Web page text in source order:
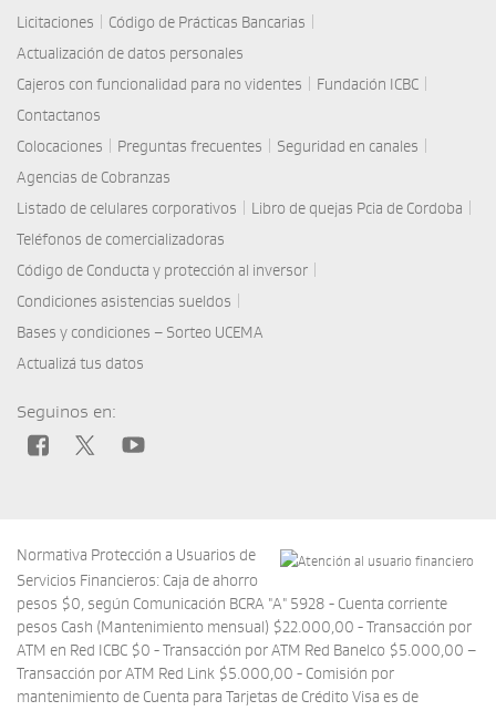
Licitaciones Código de Prácticas Bancarias
Actualización de datos personales
Cajeros con funcionalidad para no videntes
Fundación ICBC
Contactanos
Colocaciones
Preguntas frecuentes Seguridad en canales
Agencias de Cobranzas
Listado de celulares corporativos
Libro de quejas Pcia de Cordoba
Teléfonos de comercializadoras
Código de Conducta y protección al inversor
Condiciones asistencias sueldos
Bases y condiciones – Sorteo UCEMA
Actualizá tus datos
Seguinos en:
Normativa Protección a Usuarios de
Servicios Financieros: Caja de ahorro
pesos $0, según Comunicación BCRA "A" 5928 - Cuenta corriente
pesos Cash (Mantenimiento mensual) $22.000,00 - Transacción por
ATM en Red ICBC $0 - Transacción por ATM Red Banelco $5.000,00 –
Transacción por ATM Red Link $5.000,00 - Comisión por
mantenimiento de Cuenta para Tarjetas de Crédito Visa es de